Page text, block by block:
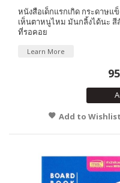
หนังสือเด็กแรกเกิด กระดาษแ
เห็นตาหนูไหม มันกลิ้งได้นะ สี
ที่รอคอย
Learn More
Add to Wishlist